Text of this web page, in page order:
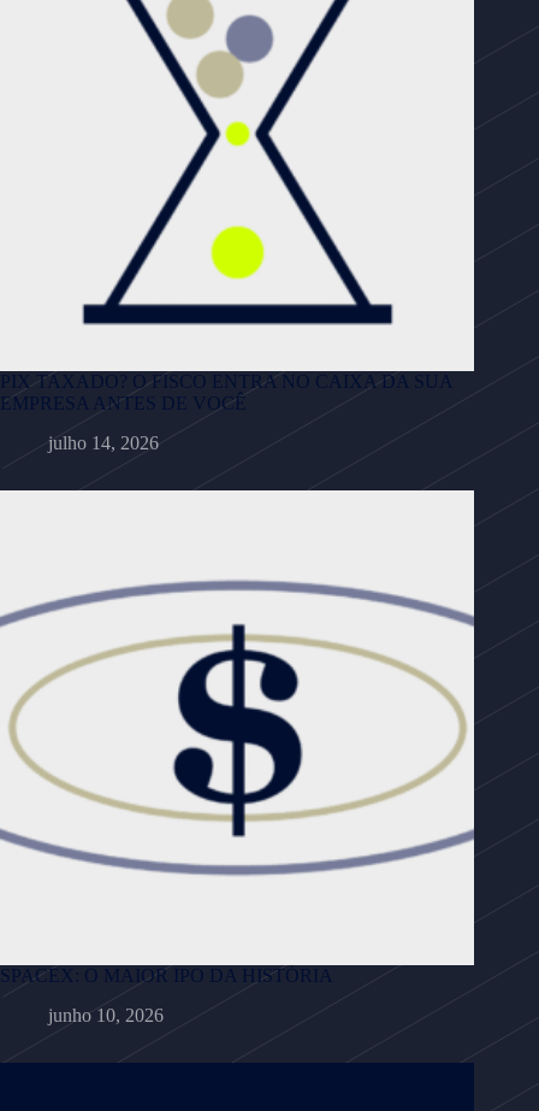
PIX TAXADO? O FISCO ENTRA NO CAIXA DA SUA
EMPRESA ANTES DE VOCÊ
julho 14, 2026
SPACEX: O MAIOR IPO DA HISTÓRIA
junho 10, 2026